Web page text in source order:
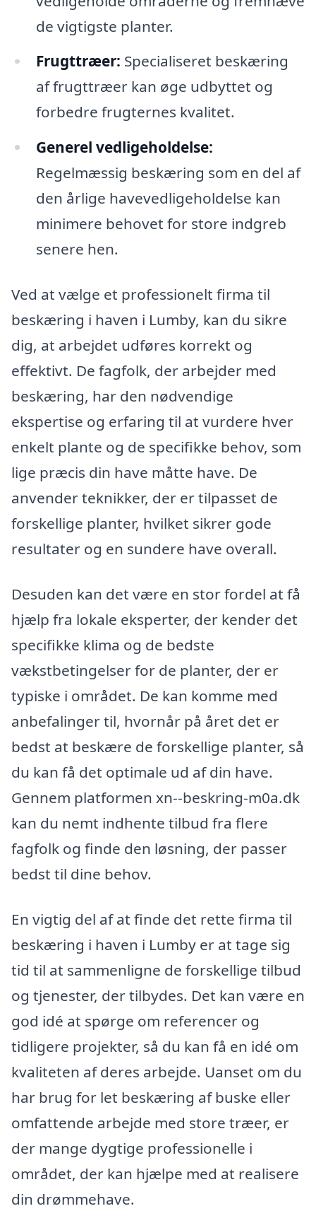
de vigtigste planter.
Frugttræer: Specialiseret beskæring
af frugttræer kan øge udbyttet og
forbedre frugternes kvalitet.
Generel vedligeholdelse:
Regelmæssig beskæring som en del af
den årlige havevedligeholdelse kan
minimere behovet for store indgreb
senere hen.
Ved at vælge et professionelt firma til
beskæring i haven i Lumby, kan du sikre
dig, at arbejdet udføres korrekt og
effektivt. De fagfolk, der arbejder med
beskæring, har den nødvendige
ekspertise og erfaring til at vurdere hver
enkelt plante og de specifikke behov, som
lige præcis din have måtte have. De
anvender teknikker, der er tilpasset de
forskellige planter, hvilket sikrer gode
resultater og en sundere have overall.
Desuden kan det være en stor fordel at få
hjælp fra lokale eksperter, der kender det
specifikke klima og de bedste
vækstbetingelser for de planter, der er
typiske i området. De kan komme med
anbefalinger til, hvornår på året det er
bedst at beskære de forskellige planter, så
du kan få det optimale ud af din have.
Gennem platformen xn--beskring-m0a.dk
kan du nemt indhente tilbud fra flere
fagfolk og finde den løsning, der passer
bedst til dine behov.
En vigtig del af at finde det rette firma til
beskæring i haven i Lumby er at tage sig
tid til at sammenligne de forskellige tilbud
og tjenester, der tilbydes. Det kan være en
god idé at spørge om referencer og
tidligere projekter, så du kan få en idé om
kvaliteten af deres arbejde. Uanset om du
har brug for let beskæring af buske eller
omfattende arbejde med store træer, er
der mange dygtige professionelle i
området, der kan hjælpe med at realisere
din drømmehave.